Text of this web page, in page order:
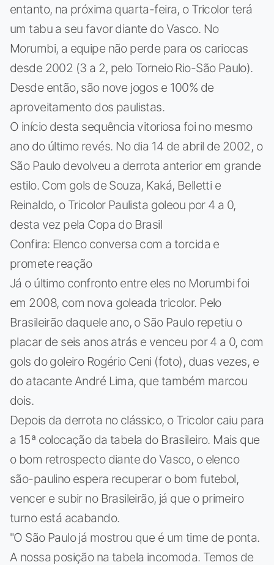
entanto, na próxima quarta-feira, o Tricolor terá
um tabu a seu favor diante do Vasco. No
Morumbi, a equipe não perde para os cariocas
desde 2002 (3 a 2, pelo Torneio Rio-São Paulo).
Desde então, são nove jogos e 100% de
aproveitamento dos paulistas.
O início desta sequência vitoriosa foi no mesmo
ano do último revés. No dia 14 de abril de 2002, o
São Paulo devolveu a derrota anterior em grande
estilo. Com gols de Souza, Kaká, Belletti e
Reinaldo, o Tricolor Paulista goleou por 4 a 0,
desta vez pela Copa do Brasil
Confira: Elenco conversa com a torcida e
promete reação
Já o último confronto entre eles no Morumbi foi
em 2008, com nova goleada tricolor. Pelo
Brasileirão daquele ano, o São Paulo repetiu o
placar de seis anos atrás e venceu por 4 a 0, com
gols do goleiro Rogério Ceni (foto), duas vezes, e
do atacante André Lima, que também marcou
dois.
Depois da derrota no clássico, o Tricolor caiu para
a 15ª colocação da tabela do Brasileiro. Mais que
o bom retrospecto diante do Vasco, o elenco
são-paulino espera recuperar o bom futebol,
vencer e subir no Brasileirão, já que o primeiro
turno está acabando.
"O São Paulo já mostrou que é um time de ponta.
A nossa posição na tabela incomoda. Temos de